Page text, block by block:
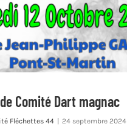
Comité Dart magnac
Fléchettes 44 24 septembre 2024